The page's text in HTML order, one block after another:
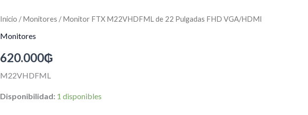
Inicio /Monitores / Monitor FTX M22VHDFML de 22 Pulgadas FHD VGA/HDMI
Monitores
620.000₲
M22VHDFML
Disponibilidad: 1 disponibles
Monitor
M22VHDFML
22
FHD
cantidad